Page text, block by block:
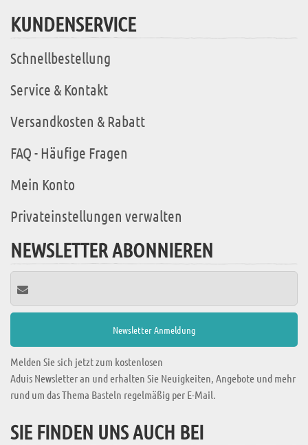
KUNDENSERVICE
Schnellbestellung
Service & Kontakt
Versandkosten & Rabatt
FAQ - Häufige Fragen
Mein Konto
Privateinstellungen verwalten
NEWSLETTER ABONNIEREN
Melden Sie sich jetzt zum kostenlosen
Aduis Newsletter an und erhalten Sie Neuigkeiten, Angebote und mehr
rund um das Thema Basteln regelmäßig per E-Mail.
SIE FINDEN UNS AUCH BEI